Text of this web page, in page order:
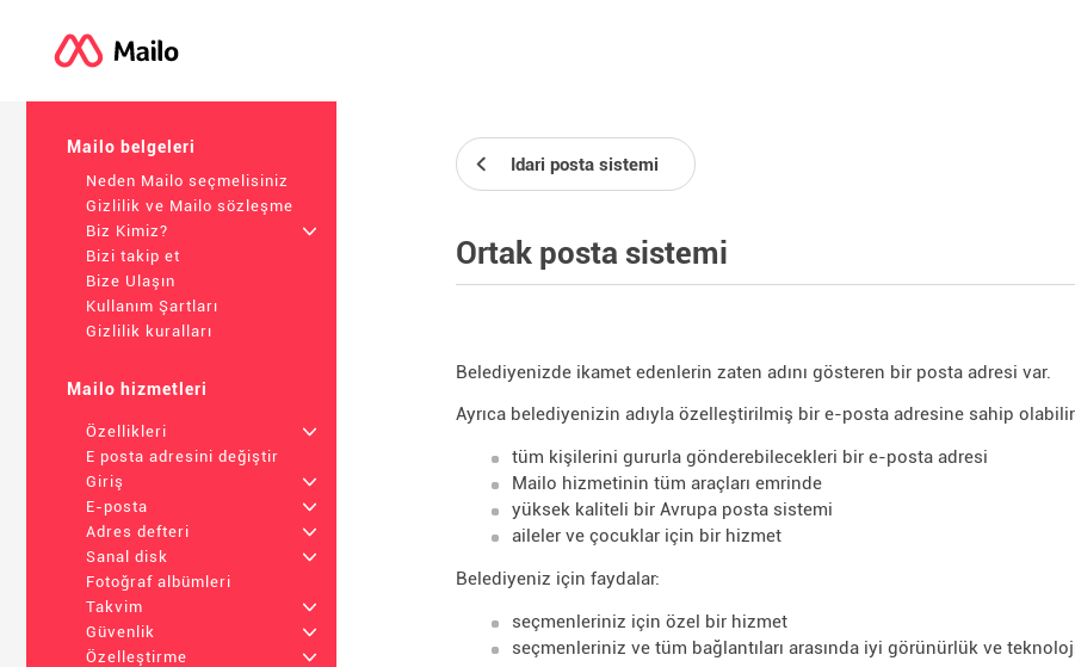
Mailo belgeleri
Neden Mailo seçmelisiniz
Gizlilik ve Mailo sözleşme
Biz Kimiz?
+
Bizi takip et
Bize Ulaşın
Kullanım Şartları
Gizlilik kuralları
Mailo hizmetleri
Özellikleri
+
E posta adresini değiştir
Giriş
+
E-posta
+
Adres defteri
+
Sanal disk
+
Fotoğraf albümleri
Takvim
+
Güvenlik
+
Özelleştirme
+
Idari posta sistemi
Ortak posta sistemi
Belediyenizde ikamet edenlerin zaten adını gösteren bir posta adresi var.
Ayrıca belediyenizin adıyla özelleştirilmiş bir e-posta adresine sahip
tüm kişilerini gururla gönderebilecekleri bir e-posta adresi
Mailo hizmetinin tüm araçları emrinde
yüksek kaliteli bir Avrupa posta sistemi
aileler ve çocuklar için bir hizmet
Belediyeniz için faydalar:
seçmenleriniz için özel bir hizmet
seçmenleriniz ve tüm bağlantıları arasında iyi görünürlük ve